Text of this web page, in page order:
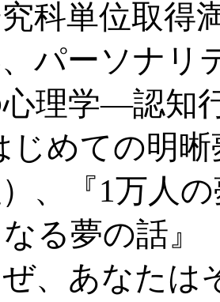
科単位取得
パーソナリ
理学―認知
じめての明
、『1万人
る夢の話』
、あなたは